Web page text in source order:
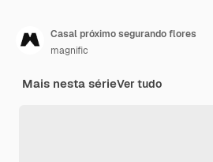
Casal próximo segurando flores
magnific
Mais nesta sérieVer tudo